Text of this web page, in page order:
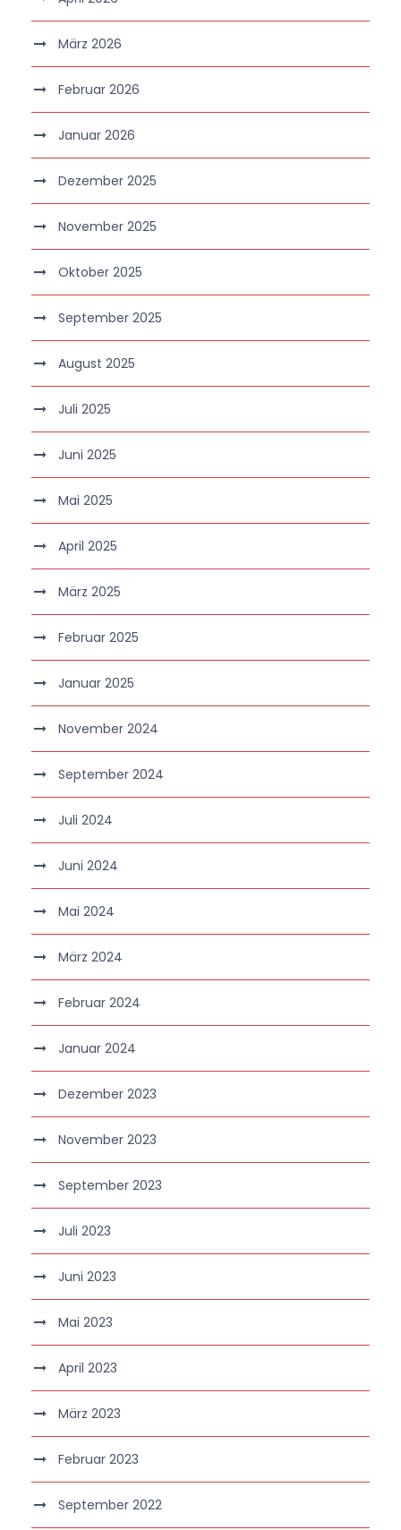
März 2026
Februar 2026
Januar 2026
Dezember 2025
November 2025
Oktober 2025
September 2025
August 2025
Juli 2025
Juni 2025
Mai 2025
April 2025
März 2025
Februar 2025
Januar 2025
November 2024
September 2024
Juli 2024
Juni 2024
Mai 2024
März 2024
Februar 2024
Januar 2024
Dezember 2023
November 2023
September 2023
Juli 2023
Juni 2023
Mai 2023
April 2023
März 2023
Februar 2023
September 2022